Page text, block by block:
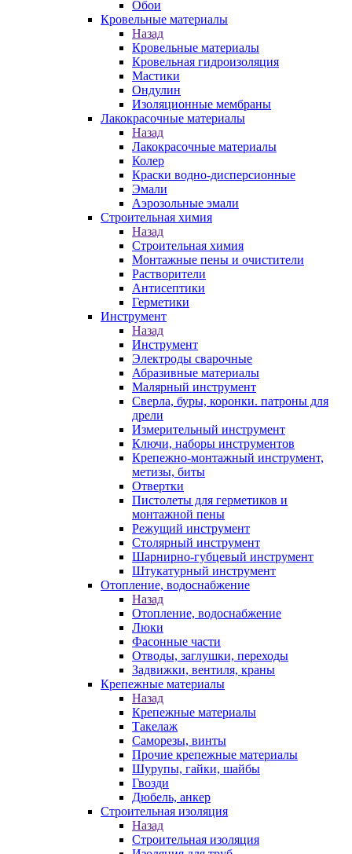
Обои
Кровельные материалы
Назад
Кровельные материалы
Кровельная гидроизоляция
Мастики
Ондулин
Изоляционные мембраны
Лакокрасочные материалы
Назад
Лакокрасочные материалы
Колер
Краски водно-дисперсионные
Эмали
Аэрозольные эмали
Строительная химия
Назад
Строительная химия
Монтажные пены и очистители
Растворители
Антисептики
Герметики
Инструмент
Назад
Инструмент
Электроды сварочные
Абразивные материалы
Малярный инструмент
Сверла, буры, коронки. патроны для
дрели
Измерительный инструмент
Ключи, наборы инструментов
Крепежно-монтажный инструмент,
метизы, биты
Отвертки
Пистолеты для герметиков и
монтажной пены
Режущий инструмент
Столярный инструмент
Шарнирно-губцевый инструмент
Штукатурный инструмент
Отопление, водоснабжение
Назад
Отопление, водоснабжение
Люки
Фасонные части
Отводы, заглушки, переходы
Задвижки, вентиля, краны
Крепежные материалы
Назад
Крепежные материалы
Такелаж
Саморезы, винты
Прочие крепежные материалы
Шурупы, гайки, шайбы
Гвозди
Дюбель, анкер
Строительная изоляция
Назад
Строительная изоляция